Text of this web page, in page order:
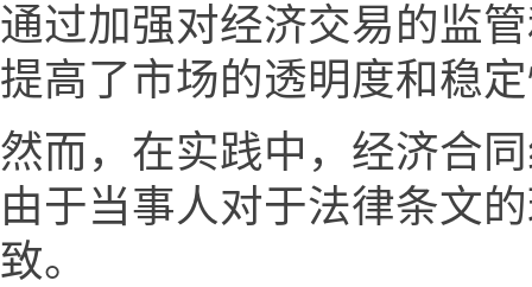
通过加强对经济交易的监
提高了市场的透明度和稳
然而，在实践中，经济合
由于当事人对于法律条文
致。